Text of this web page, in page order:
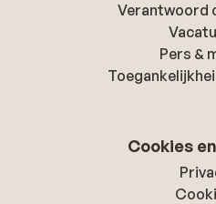
Verantwoord
Pers &
Cookies